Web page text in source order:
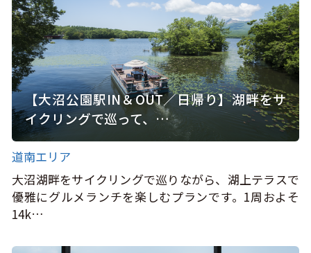
【大沼公園駅IN＆OUT／日帰り】湖畔をサ
イクリングで巡って、…
道南エリア
大沼湖畔をサイクリングで巡りながら、湖上テラスで
優雅にグルメランチを楽しむプランです。1周およそ
14k…